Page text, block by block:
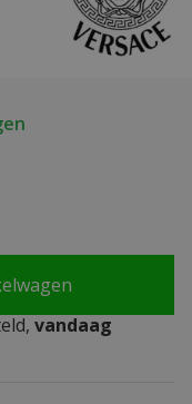
vandaag